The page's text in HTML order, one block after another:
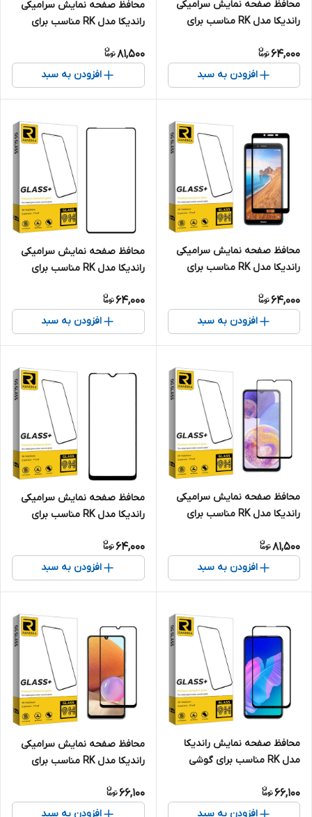
محافظ صفحه نمایش سرامیکی
راندیکا مدل RK مناسب برای
Note 9
64,000
افزودن به سبد
محافظ صفحه نمایش سرامیکی
راندیکا مدل RK مناسب برای
Note 12 Pro
81,500
افزودن به سبد
محافظ صفحه نمایش سرامیکی
راندیکا مدل RK مناسب برای
7A
64,000
افزودن به سبد
محافظ صفحه نمایش سرامیکی
راندیکا مدل RK مناسب برای
64,000
افزودن به سبد
محافظ صفحه نمایش سرامیکی
راندیکا مدل RK مناسب برای
A23
81,500
افزودن به سبد
محافظ صفحه نمایش سرامیکی
راندیکا مدل RK مناسب برای
Prime
64,000
افزودن به سبد
محافظ صفحه نمایش راندیکا
مدل RK مناسب برای گوشی
66,100
افزودن به سبد
محافظ صفحه نمایش سرامیکی
راندیکا مدل RK مناسب برای
A32
66,100
افزودن به سبد